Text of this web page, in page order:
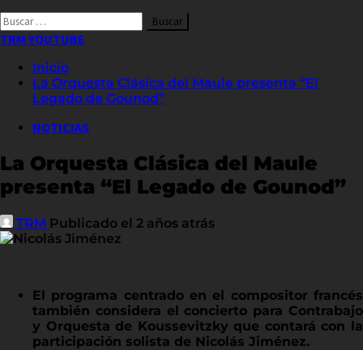
Buscar
por:
TRM YOUTUBE
Inicio
La Orquesta Clásica del Maule presenta “El
Legado de Gounod”
NOTICIAS
La Orquesta Clásica del Maule
presenta “El Legado de Gounod”
TRM Publicado el 2 años atrás
El programa centrado en el compositor francés
también considera el concierto para Contrabajo
y Orquesta de Koussevitzky que contará con la
participación solista de Nicolás Jiménez.